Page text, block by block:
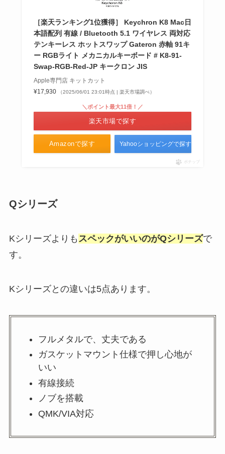
［楽天ランキング1位獲得］ Keychron K8 Mac日
本語配列 有線 / Bluetooth 5.1 ワイヤレス 両対応
テンキーレス ホットスワップ Gateron 赤軸 91キ
ー RGBライト メカニカルキーボード # K8-91-
Swap-RGB-Red-JP キークロン JIS
Apple専門店 キットカット
¥17,930
（2025/06/01 23:01時点 | 楽天市場調べ）
Amazonで探す
＼ポイント最大11倍！／
楽天市場で探す
Yahooショッピングで探す
ポチップ
Qシリーズ
Kシリーズよりも スペックがいいのがQシリーズで
す。
Kシリーズとの違いは5点あります。
フルメタルで、丈夫である
ガスケットマウント仕様で押し心地が
いい
有線接続
ノブを搭載
QMK/VIA対応